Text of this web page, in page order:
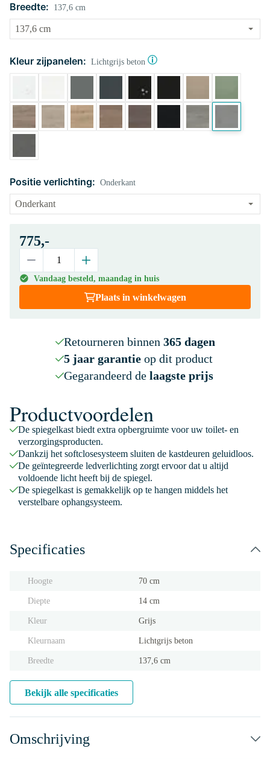
Breedte: 137,6 cm
Kleur zijpanelen: Lichtgrijs beton
Positie verlichting: Onderkant
775,-
Vandaag besteld, maandag in huis
Plaats in winkelwagen
Retourneren binnen 365 dagen
5 jaar garantieop dit product
Gegarandeerd de laagste prijs
Productvoordelen
De spiegelkast biedt extra opbergruimte voor uw toilet- en
verzorgingsproducten.
Dankzij het softclosesysteem sluiten de kastdeuren geluidloos.
De geïntegreerde ledverlichting zorgt ervoor dat u altijd
voldoende licht heeft bij de spiegel.
De spiegelkast is gemakkelijk op te hangen middels het
verstelbare ophangsysteem.
Specificaties
Hoogte 70 cm
Diepte 14 cm
Kleur Grijs
Kleurnaam Lichtgrijs beton
Breedte 137,6 cm
Bekijk alle specificaties
Omschrijving